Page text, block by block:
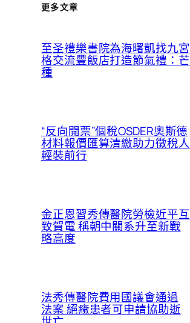
更多文章
至圣禮樂書院為海曙凱找九宮
格交流豐飯店打造節氣禮：芒
種
“反向開票”個稅OSDER奧斯德
材料報價匯算清繳助力徵稅人
輕裝前行
金正恩習秀傳醫院勞檢近平互
致賀電 稱朝中關系升至新戰
略高度
法秀傳醫院費用國議會通過
法案 絕癥患者可申請協助逝